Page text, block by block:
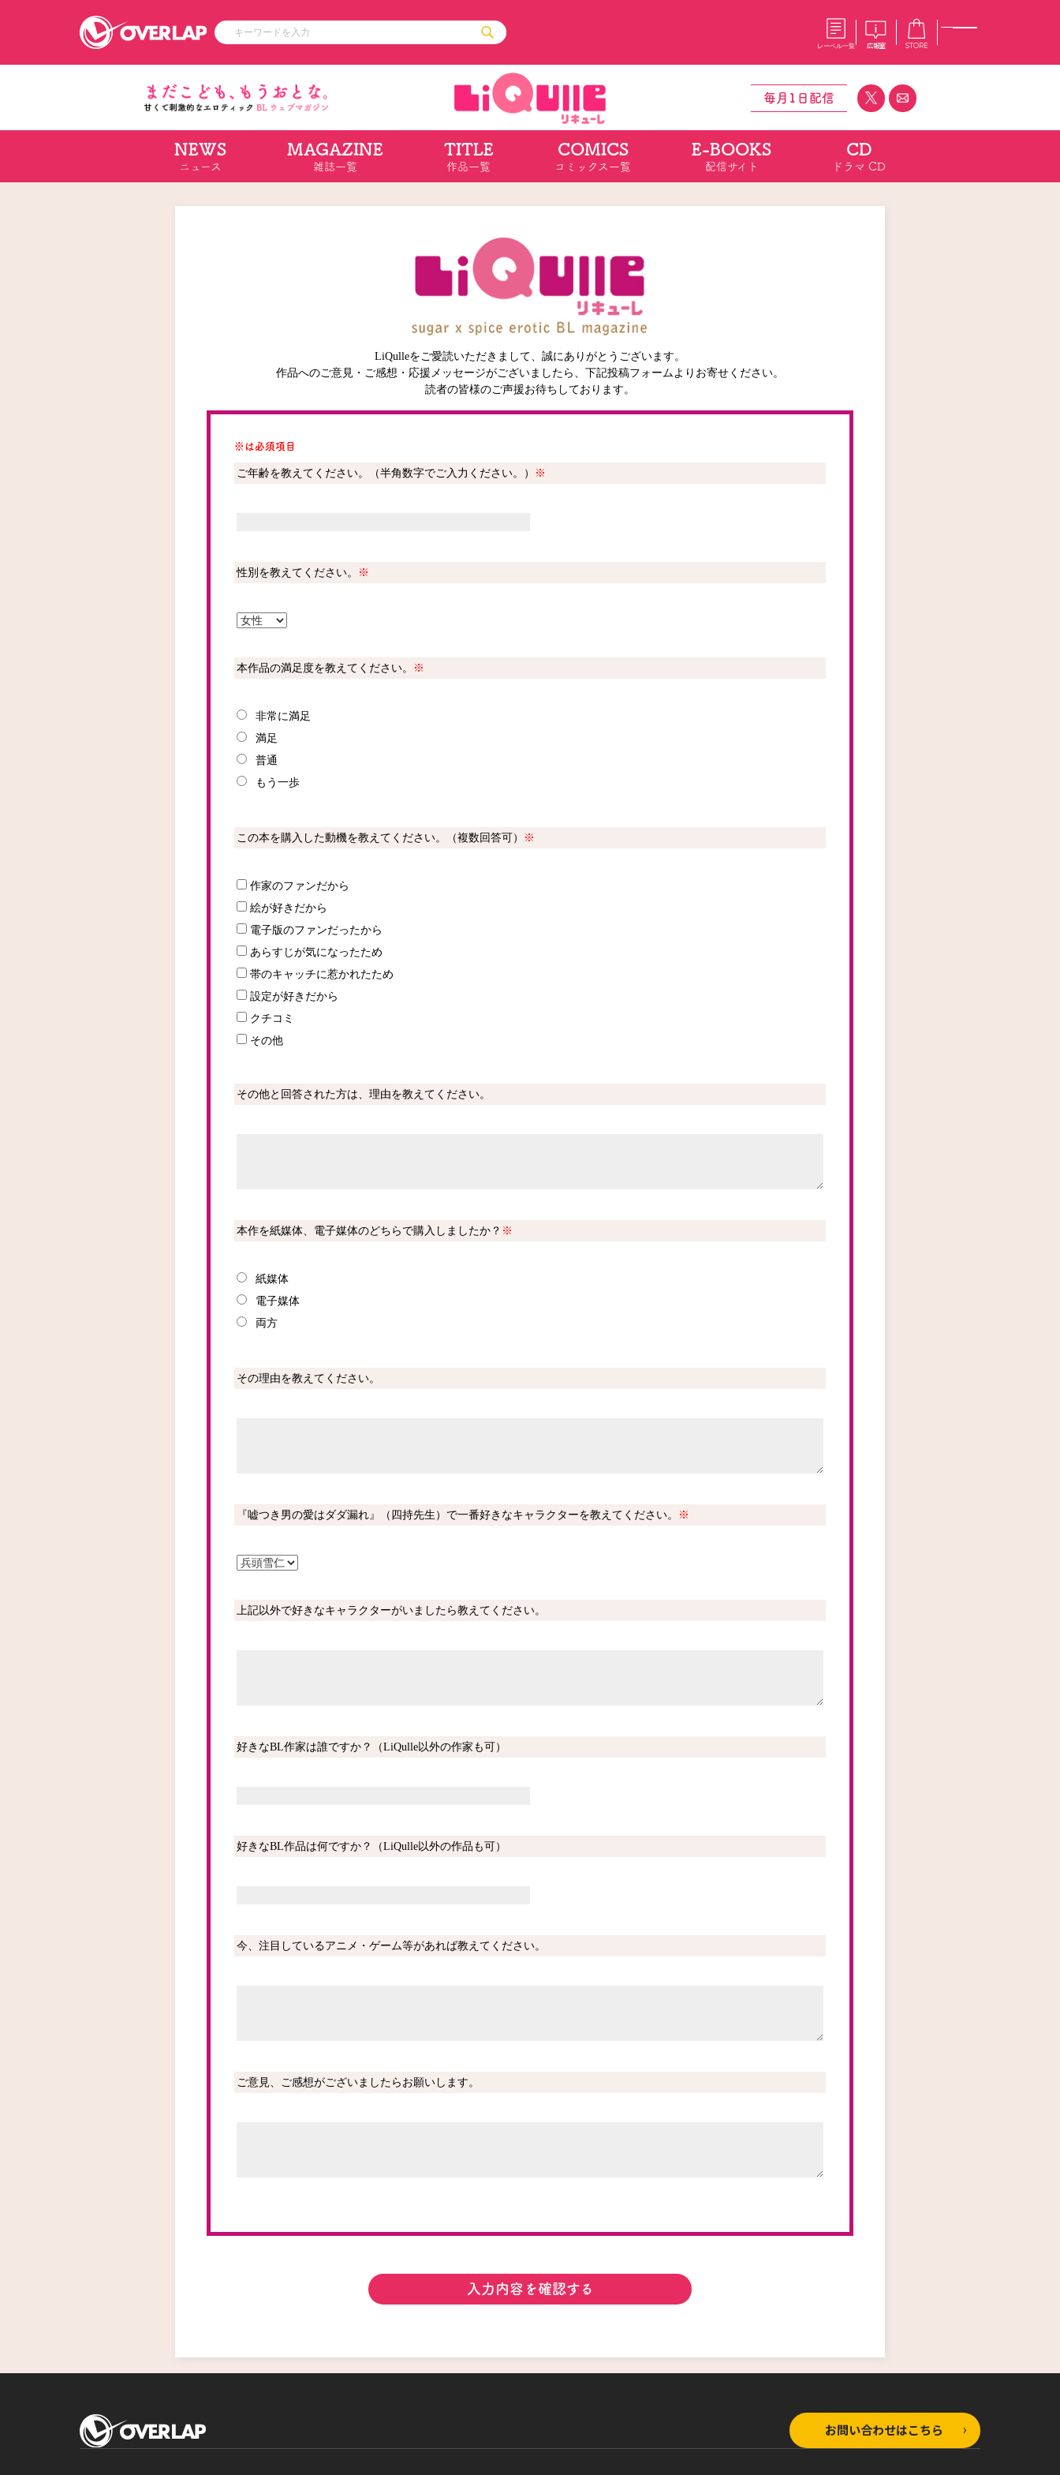
レーベル一覧 広報室 STORE
コミッククリエ
ライトノベル
ノベルス
ロサージュノベルス
その他
コミックエッセイ
ポケットモンスター
ゲーム
通販・NEWS
OVERLAP STORE
オーバーラップ広報室
採用情報
オーバーラップホールディングス
コミックパルフェ
閉じる
毎月1日配信
NEWS
ニュース
MAGAZINE
雑誌一覧
TITLE
作品一覧
COMICS
コミックス一覧
E-BOOKS
配信サイト
CD
ドラマ CD
LiQulleをご愛読いただきまして、誠にありがとうございます。
作品へのご意見・ご感想・応援メッセージがございましたら、下記投稿フォームよりお寄せください。
読者の皆様のご声援お待ちしております。
※は必須項目
ご年齢を教えてください。（半角数字でご入力ください。） ※
性別を教えてください。 ※
本作品の満足度を教えてください。 ※
非常に満足
満足
普通
もう一歩
この本を購入した動機を教えてください。（複数回答可） ※
作家のファンだから
絵が好きだから
電子版のファンだったから
あらすじが気になったため
帯のキャッチに惹かれたため
設定が好きだから
クチコミ
その他
その他と回答された方は、理由を教えてください。
本作を紙媒体、電子媒体のどちらで購入しましたか？ ※
紙媒体
電子媒体
両方
その理由を教えてください。
『嘘つき男の愛はダダ漏れ』（四持先生）で一番好きなキャラクターを教えてください。 ※
上記以外で好きなキャラクターがいましたら教えてください。
好きなBL作家は誰ですか？（LiQulle以外の作家も可）
好きなBL作品は何ですか？（LiQulle以外の作品も可）
今、注目しているアニメ・ゲーム等があれば教えてください。
ご意見、ご感想がございましたらお願いします。
入力内容を確認する
お問い合わせはこちら